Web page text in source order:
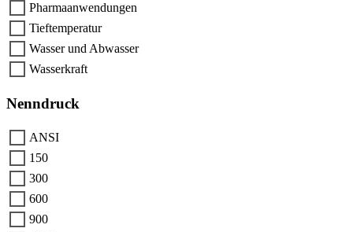
Pharmaanwendungen
Tieftemperatur
Wasser und Abwasser
Wasserkraft
Nenndruck
ANSI
150
300
600
900